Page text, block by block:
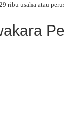
ribu usaha atau